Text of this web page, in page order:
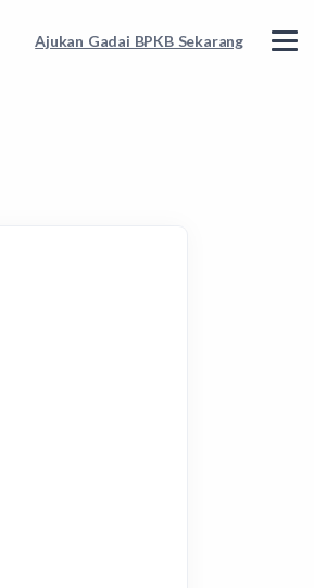
Ajukan Gadai BPKB Sekarang